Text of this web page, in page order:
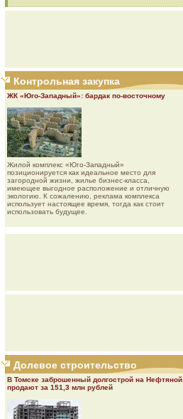
Контрольная закупка
ЖК «Юго-Западный»: бардак по-восточному
Жилой комплекс «Юго-Западный»
позиционируется как идеальное место для
загородной жизни, жилье бизнес-класса,
имеющее выгодное расположение и отличную
экологию. К сожалению, реклама комплекса
использует настоящее время, тогда как стоит
использовать будущее.
Долевое строительство
В Томске заброшенный долгострой на Нефтяной
продают за 151,3 млн рублей